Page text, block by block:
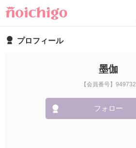
プロフィール
墨伽
【会員番号】949732
フォロー